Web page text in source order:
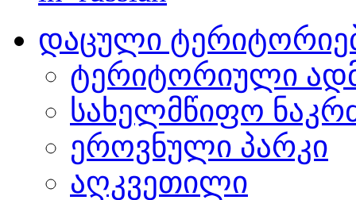
დაცული
ტერიტორიული
სახელმწიფო
ეროვნული პარკი
აღკვეთილი